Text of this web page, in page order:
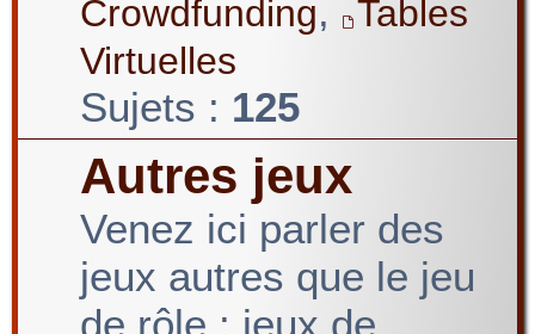
Crowdfunding,
Tables
Virtuelles
Sujets : 125
Autres jeux
Venez ici parler des
jeux autres que le jeu
de rôle : jeux de